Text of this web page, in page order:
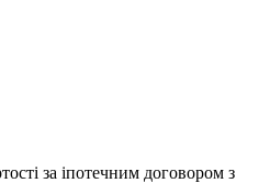
за іпотечним договором з